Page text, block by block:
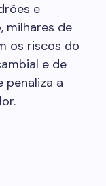
e
milhares de
os riscos do
e de
a